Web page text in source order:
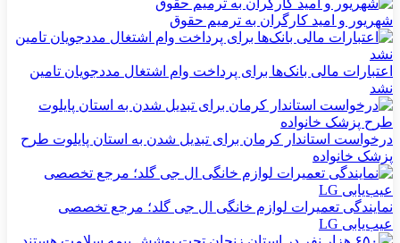
شهریور و امید کارگران به ترمیم حقوق
اعتبارات مالی بانک‌ها برای پرداخت وام اشتغال مددجویان تامین
نشد
درخواست استاندار کرمان برای تبدیل شدن به استان پایلوت طرح
پزشک خانواده
نمایندگی تعمیرات لوازم خانگی ال جی گلد؛ مرجع تخصصی
عیب‌یابی LG